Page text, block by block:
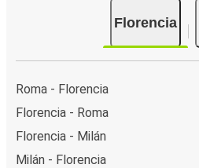
Florencia
Roma - Florencia
Florencia - Roma
Florencia - Milán
Milán - Florencia